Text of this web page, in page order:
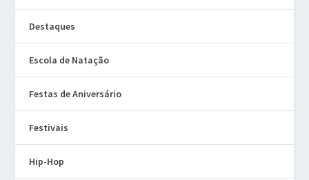
Destaques
Escola de Natação
Festas de Aniversário
Festivais
Hip-Hop